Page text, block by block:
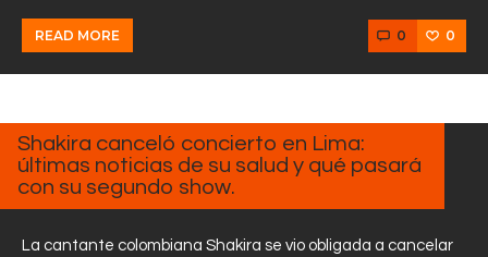
READ MORE 0 0
17, 2025
Shakira canceló concierto en Lima:
últimas noticias de su salud y qué pasará
con su segundo show.
La cantante colombiana Shakira se vio obligada a cancelar